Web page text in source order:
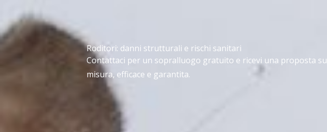
Roditori: danni strutturali e rischi sanitari
Contattaci per un sopralluogo gratuito e ricevi una proposta su
misura, efficace e garantita.